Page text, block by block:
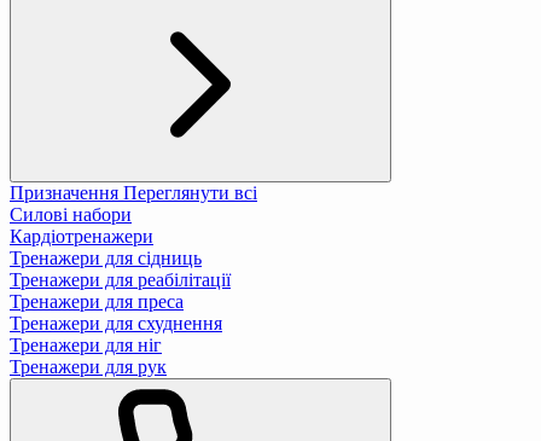
Призначення Переглянути всі
Силові набори
Кардіотренажери
Тренажери для сідниць
Тренажери для реабілітації
Тренажери для преса
Тренажери для схуднення
Тренажери для ніг
Тренажери для рук